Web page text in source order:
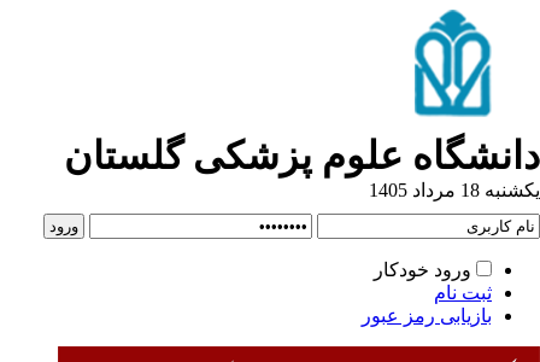
علوم پزشکی گلستان
18 مرداد 1405
ورود خودکار
ثبت نام
بازیابی رمز عبور